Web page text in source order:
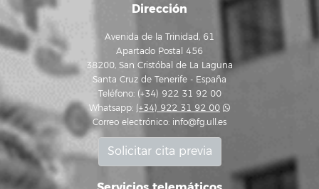
Dirección
Avenida de la Trinidad, 61
Apartado Postal 456
38200, San Cristóbal de La Laguna
Santa Cruz de Tenerife - España
Teléfono: (+34) 922 31 92 00
Whatsapp: (+34) 922 31 92 00
Correo electrónico: info@fg.ull.es
Solicitar cita previa